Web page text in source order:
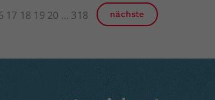
17 18 19 20 318 nächste